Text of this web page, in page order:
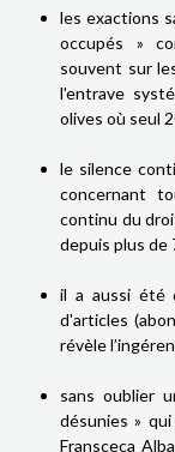
les exactions
occupés »
souvent sur
l'entrave
olives où seul
le silence
concernant
continu du
depuis plus de
il a aussi été
d'articles
révèle
sans oublier
désunies »
Fransceca